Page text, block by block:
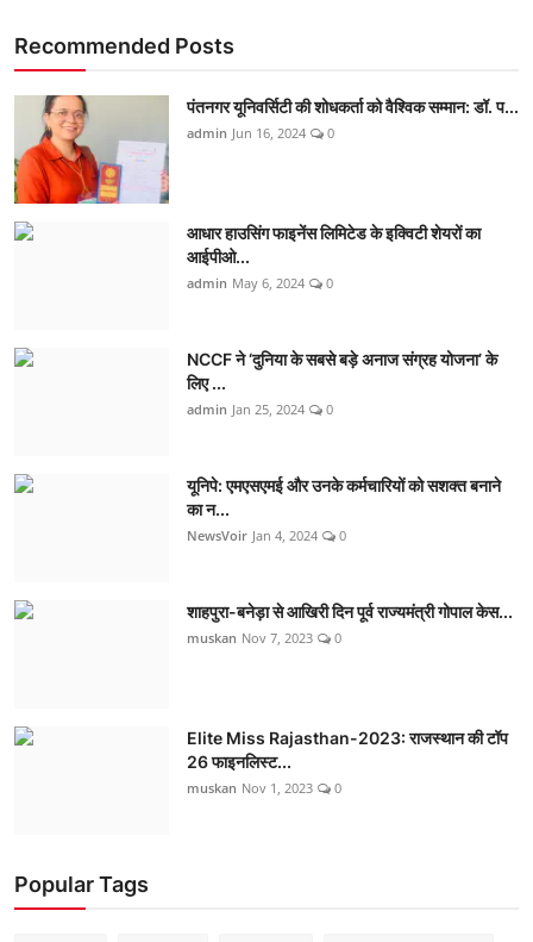
Recommended Posts
पंतनगर यूनिवर्सिटी की शोधकर्ता को वैश्विक सम्मान: डॉ. प...
admin Jun 16, 2024 0
आधार हाउसिंग फाइनेंस लिमिटेड के इक्विटी शेयरों का
आईपीओ...
admin May 6, 2024 0
NCCF ने ‘दुनिया के सबसे बड़े अनाज संग्रह योजना’ के
लिए ...
admin Jan 25, 2024 0
यूनिपे: एमएसएमई और उनके कर्मचारियों को सशक्त बनाने
का न...
NewsVoir Jan 4, 2024 0
शाहपुरा-बनेड़ा से आखिरी दिन पूर्व राज्यमंत्री गोपाल केस...
muskan Nov 7, 2023 0
Elite Miss Rajasthan-2023: राजस्थान की टॉप
26 फाइनलिस्ट...
muskan Nov 1, 2023 0
Popular Tags